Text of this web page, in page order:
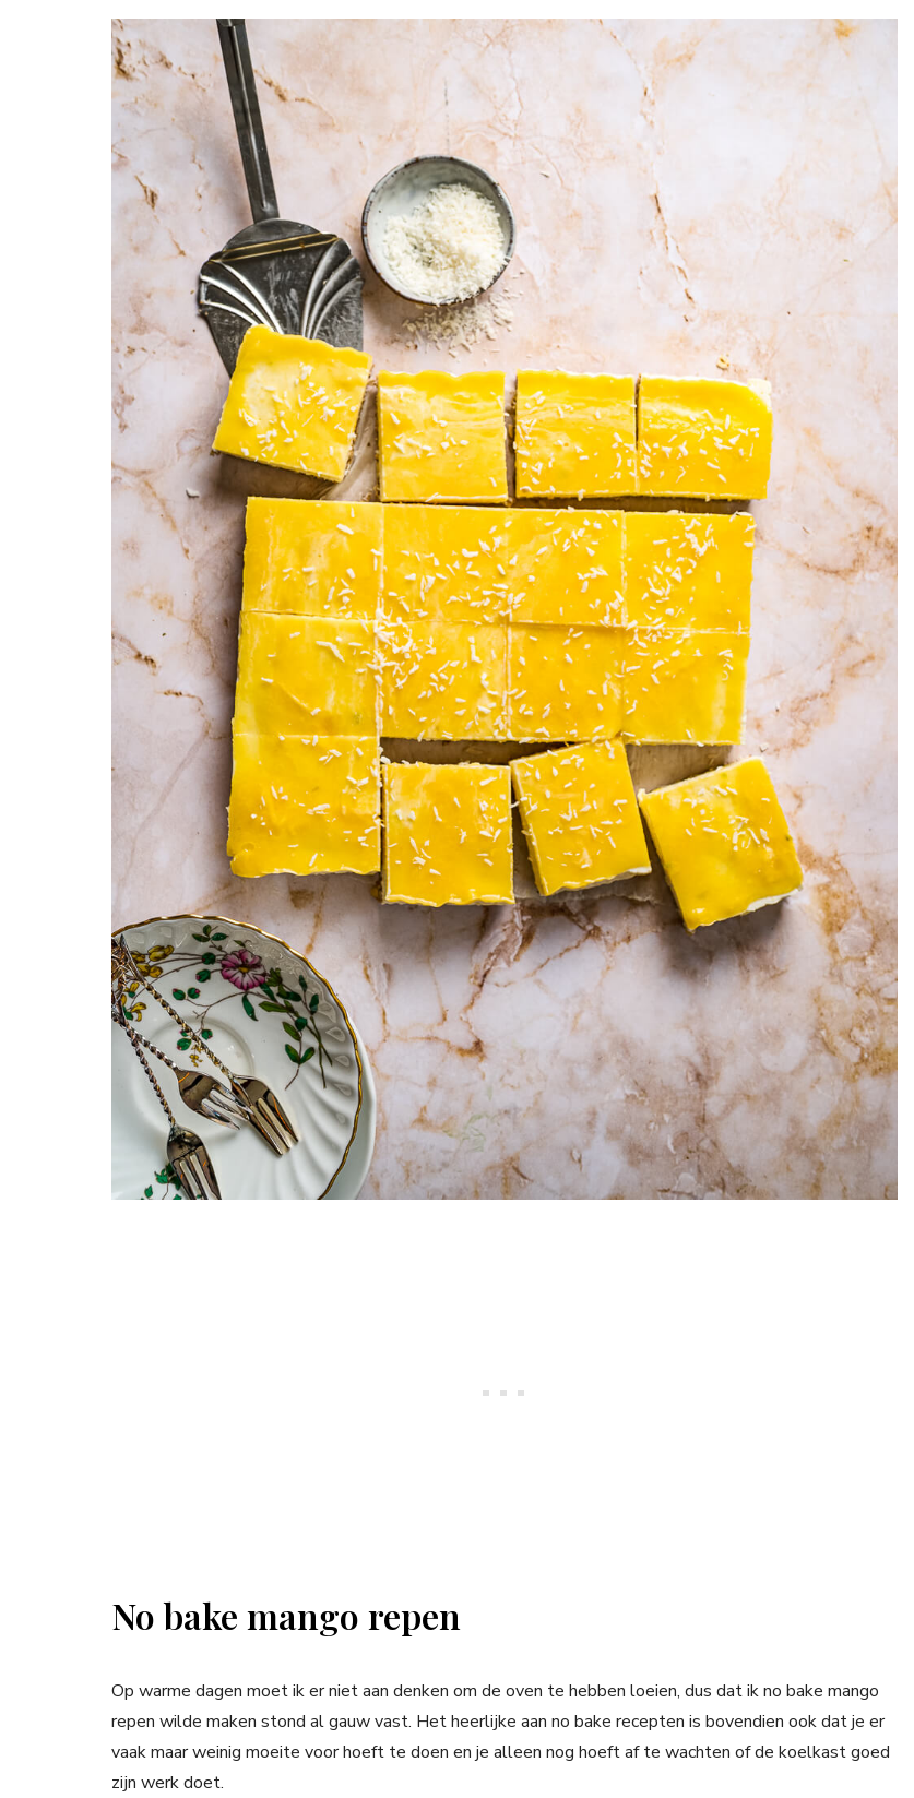
No bake mango repen
Op warme dagen moet ik er niet aan denken om de oven te hebben loeien, dus dat ik no bake mango
repen wilde maken stond al gauw vast. Het heerlijke aan no bake recepten is bovendien ook dat je er
vaak maar weinig moeite voor hoeft te doen en je alleen nog hoeft af te wachten of de koelkast goed
zijn werk doet.